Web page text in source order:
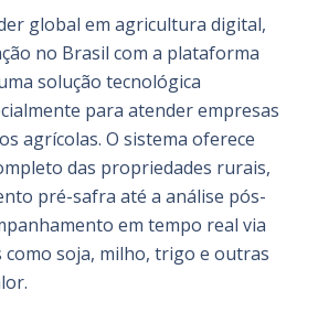
global em agricultura digital,
no Brasil com a plataforma
solução tecnológica
para atender empresas
agrícolas. O sistema oferece
das propriedades rurais,
pré-safra até a análise pós-
em tempo real via
como soja, milho, trigo e outras